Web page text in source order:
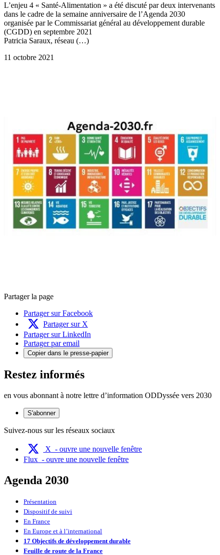
L’enjeu 4 « Santé-Alimentation » a été discuté par deux intervenants
dans le cadre de la semaine anniversaire de l’Agenda 2030
organisée par le Commissariat général au développement durable
(CGDD) en septembre 2021
Patricia Saraux, réseau (…)
11 octobre 2021
Partager la page
Partager sur Facebook
Partager sur X
Partager sur LinkedIn
Partager par email
Copier dans le presse-papier
Restez informés
en vous abonnant à notre lettre d’information ODDyssée vers 2030
S'abonner
Suivez-nous sur les réseaux sociaux
X - ouvre une nouvelle fenêtre
Flux - ouvre une nouvelle fenêtre
Agenda 2030
Présentation
Dispositif de suivi
En France
En Europe et à l’international
17 Objectifs de développement durable
Feuille de route de la France